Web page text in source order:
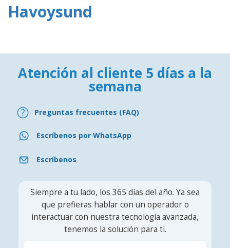
Havoysund
Atención al cliente 5 días a la
semana
Preguntas frecuentes (FAQ)
Escríbenos por WhatsApp
Escríbenos
Siempre a tu lado, los 365 días del año. Ya sea
que prefieras hablar con un operador o
interactuar con nuestra tecnología avanzada,
tenemos la solución para ti.